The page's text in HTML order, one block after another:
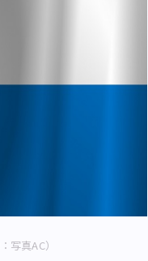
真AC）